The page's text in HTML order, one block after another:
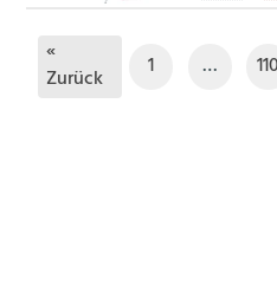
«
Zurück
1 … 110